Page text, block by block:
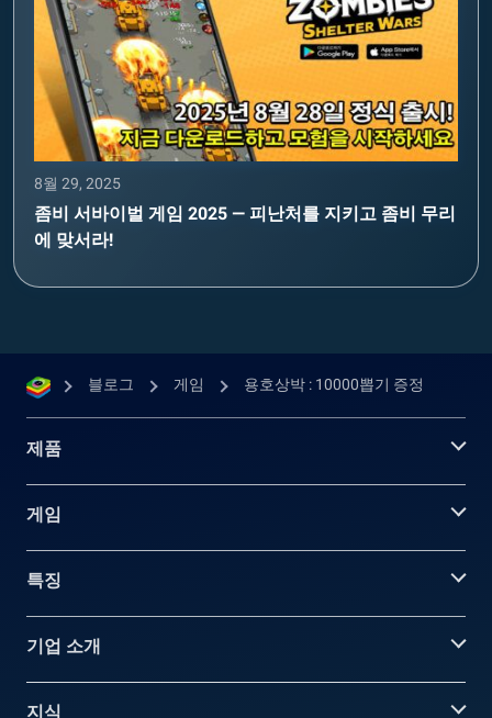
8월 29, 2025
좀비 서바이벌 게임 2025 — 피난처를 지키고 좀비 무리
에 맞서라!
블로그 게임 용호상박 : 10000뽑기 증정
제품
게임
특징
기업 소개
지식